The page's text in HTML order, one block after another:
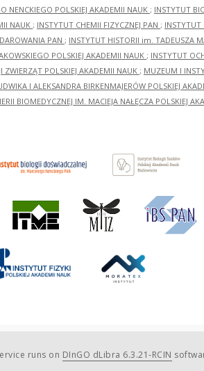
NENCKIEGO POLSKIEJ AKADEMII NAUK ; INSTYTUT
NAUK ; INSTYTUT CHEMII FIZYCZNEJ PAN ; INSTYTUT
PAN ; INSTYTUT HISTORII im. TADEUSZA
POLSKIEJ AKADEMII NAUK ; INSTYTUT
ZWIERZĄT POLSKIEJ AKADEMII NAUK ; MUZEUM I
I ALEKSANDRA BIRKENMAJERÓW POLSKIEJ
BIOMEDYCZNEJ IM. MACIEJA NAŁĘCZA POLSKIEJ
runs on DInGO dLibra 6.3.21-RCIN